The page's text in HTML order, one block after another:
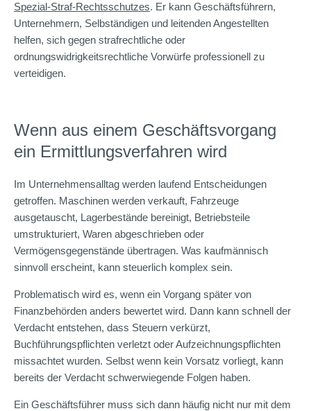
Spezial-Straf-Rechtsschutzes. Er kann Geschäftsführern,
Unternehmern, Selbständigen und leitenden Angestellten
helfen, sich gegen strafrechtliche oder
ordnungswidrigkeitsrechtliche Vorwürfe professionell zu
verteidigen.
Wenn aus einem Geschäftsvorgang
ein Ermittlungsverfahren wird
Im Unternehmensalltag werden laufend Entscheidungen
getroffen. Maschinen werden verkauft, Fahrzeuge
ausgetauscht, Lagerbestände bereinigt, Betriebsteile
umstrukturiert, Waren abgeschrieben oder
Vermögensgegenstände übertragen. Was kaufmännisch
sinnvoll erscheint, kann steuerlich komplex sein.
Problematisch wird es, wenn ein Vorgang später von
Finanzbehörden anders bewertet wird. Dann kann schnell der
Verdacht entstehen, dass Steuern verkürzt,
Buchführungspflichten verletzt oder Aufzeichnungspflichten
missachtet wurden. Selbst wenn kein Vorsatz vorliegt, kann
bereits der Verdacht schwerwiegende Folgen haben.
Ein Geschäftsführer muss sich dann häufig nicht nur mit dem